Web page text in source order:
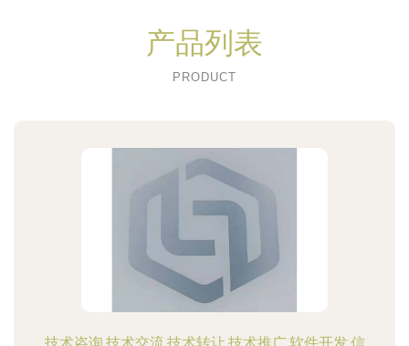
产品列表
PRODUCT